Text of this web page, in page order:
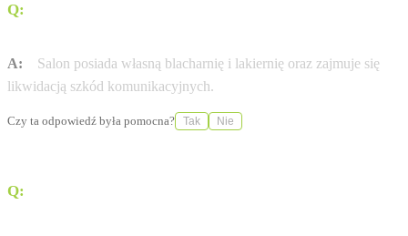
Q:
A:
Salon posiada własną blacharnię i lakiernię oraz zajmuje się
likwidacją szkód komunikacyjnych.
Czy ta odpowiedź była pomocna? Tak Nie
Q: